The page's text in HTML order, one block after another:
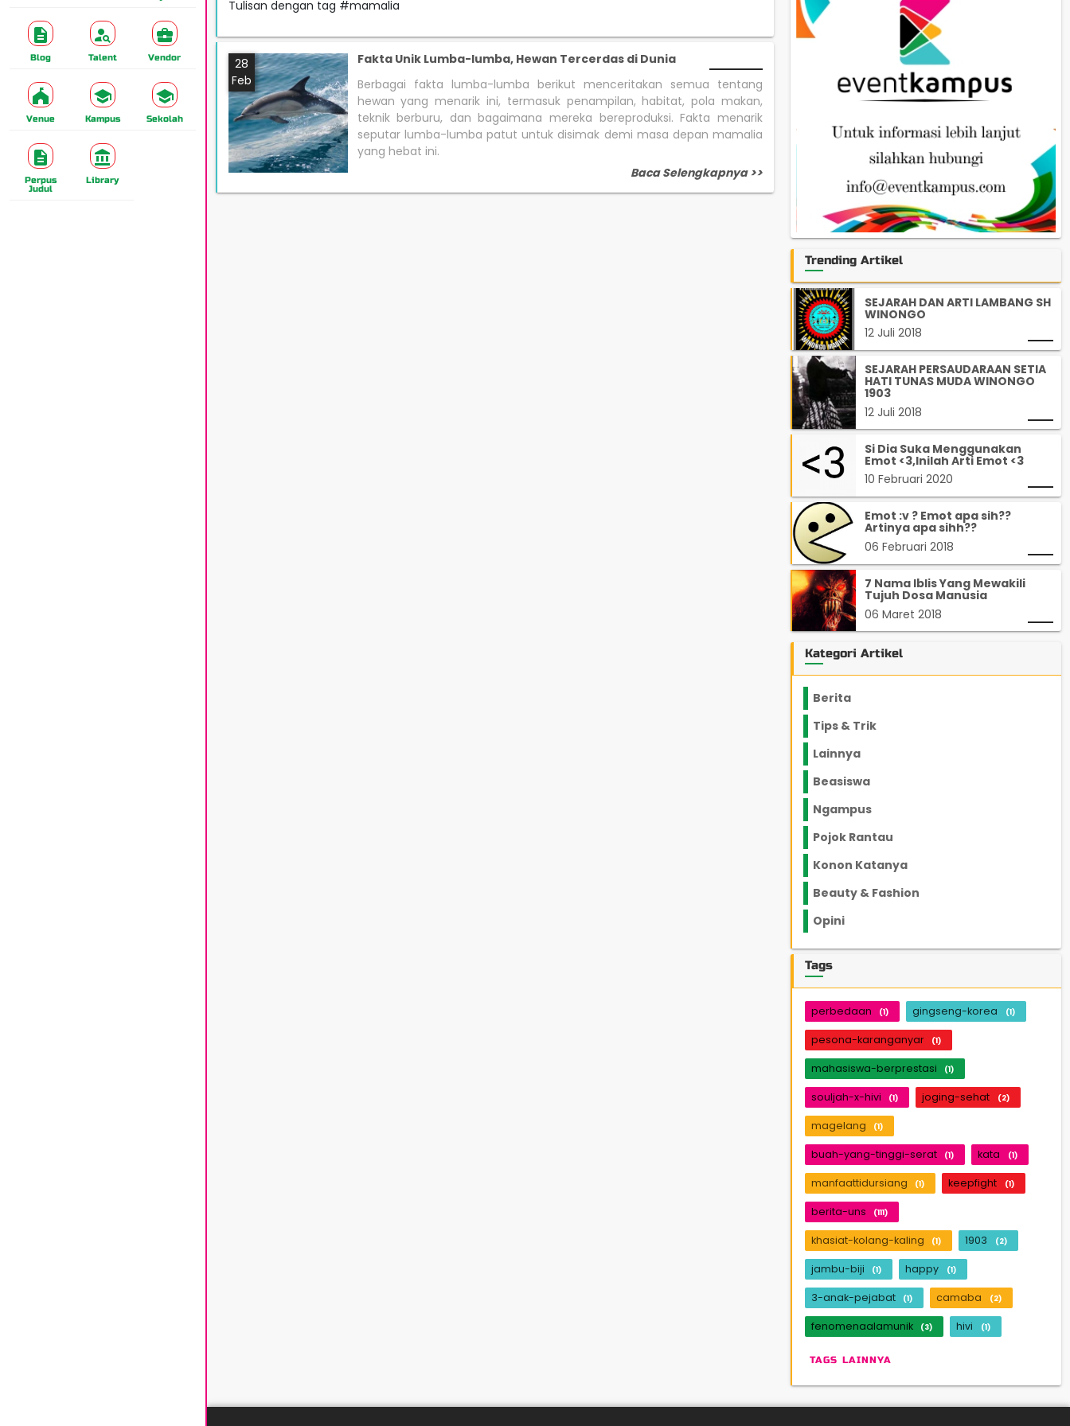
Blog Talent Vendor
Venue Kampus Sekolah
Perpus
Judul
Library
Tulisan dengan tag #mamalia
28
Feb
Fakta Unik Lumba-lumba, Hewan Tercerdas di Dunia
Berbagai fakta lumba-lumba berikut menceritakan semua tentang
hewan yang menarik ini, termasuk penampilan, habitat, pola makan,
teknik berburu, dan bagaimana mereka bereproduksi. Fakta menarik
seputar lumba-lumba patut untuk disimak demi masa depan mamalia
yang hebat ini.
Baca Selengkapnya >>
Trending Artikel
SEJARAH DAN ARTI LAMBANG SH
WINONGO
12 Juli 2018
SEJARAH PERSAUDARAAN SETIA
HATI TUNAS MUDA WINONGO
1903
12 Juli 2018
Si Dia Suka Menggunakan
Emot <3,Inilah Arti Emot <3
10 Februari 2020
Emot :v ? Emot apa sih??
Artinya apa sihh??
06 Februari 2018
7 Nama Iblis Yang Mewakili
Tujuh Dosa Manusia
06 Maret 2018
Kategori Artikel
Berita
Tips & Trik
Lainnya
Beasiswa
Ngampus
Pojok Rantau
Konon Katanya
Beauty & Fashion
Opini
Tags
perbedaan (1) gingseng-korea (1)
pesona-karanganyar (1)
mahasiswa-berprestasi (1)
souljah-x-hivi (1) joging-sehat (2)
magelang (1)
buah-yang-tinggi-serat (1) kata (1)
manfaattidursiang (1) keepfight (1)
berita-uns (111)
khasiat-kolang-kaling (1) 1903 (2)
jambu-biji (1) happy (1)
3-anak-pejabat (1) camaba (2)
fenomenaalamunik (3) hivi (1)
TAGS LAINNYA